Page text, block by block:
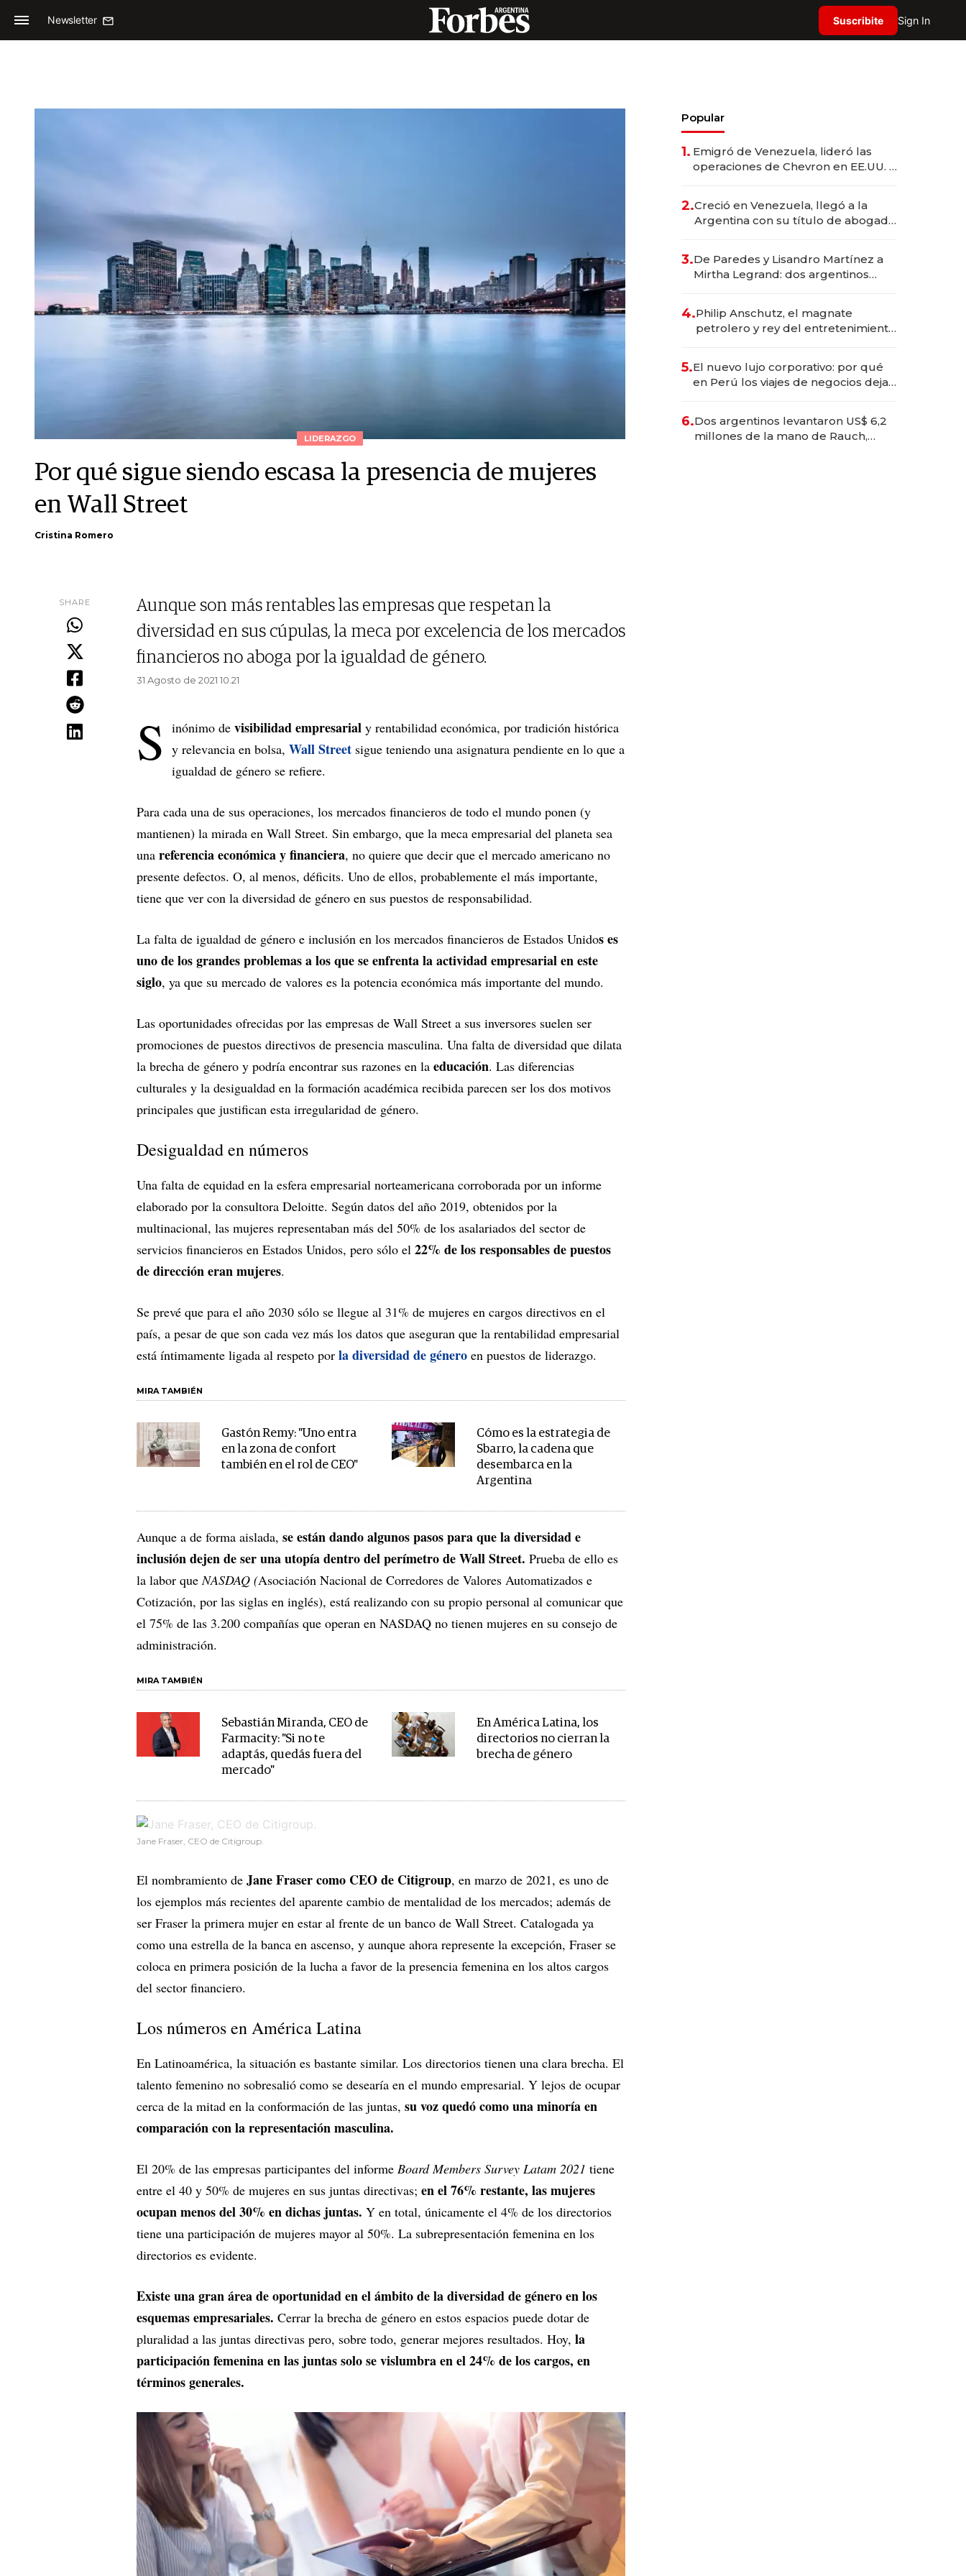
Newsletter Suscribite Sign In
LIDERAZGO
Por qué sigue siendo escasa la presencia de mujeres
en Wall Street
Cristina Romero
SHARE
Aunque son más rentables las empresas que respetan la
diversidad en sus cúpulas, la meca por excelencia de los mercados
financieros no aboga por la igualdad de género.
31 Agosto de 2021 10.21
S inónimo de visibilidad empresarial y rentabilidad económica, por tradición histórica
y relevancia en bolsa, Wall Street sigue teniendo una asignatura pendiente en lo que a
igualdad de género se refiere.
Para cada una de sus operaciones, los mercados financieros de todo el mundo ponen (y
mantienen) la mirada en Wall Street. Sin embargo, que la meca empresarial del planeta sea
una referencia económica y financiera, no quiere que decir que el mercado americano no
presente defectos. O, al menos, déficits. Uno de ellos, probablemente el más importante,
tiene que ver con la diversidad de género en sus puestos de responsabilidad.
La falta de igualdad de género e inclusión en los mercados financieros de Estados Unidos es
uno de los grandes problemas a los que se enfrenta la actividad empresarial en este
siglo, ya que su mercado de valores es la potencia económica más importante del mundo.
Las oportunidades ofrecidas por las empresas de Wall Street a sus inversores suelen ser
promociones de puestos directivos de presencia masculina. Una falta de diversidad que dilata
la brecha de género y podría encontrar sus razones en la educación. Las diferencias
culturales y la desigualdad en la formación académica recibida parecen ser los dos motivos
principales que justifican esta irregularidad de género.
Desigualdad en números
Una falta de equidad en la esfera empresarial norteamericana corroborada por un informe
elaborado por la consultora Deloitte. Según datos del año 2019, obtenidos por la
multinacional, las mujeres representaban más del 50% de los asalariados del sector de
servicios financieros en Estados Unidos, pero sólo el 22% de los responsables de puestos
de dirección eran mujeres.
Se prevé que para el año 2030 sólo se llegue al 31% de mujeres en cargos directivos en el
país, a pesar de que son cada vez más los datos que aseguran que la rentabilidad empresarial
está íntimamente ligada al respeto por la diversidad de género en puestos de liderazgo.
MIRA TAMBIÉN
Gastón Remy: "Uno entra
en la zona de confort
también en el rol de CEO"
Cómo es la estrategia de
Sbarro, la cadena que
desembarca en la
Argentina
Aunque a de forma aislada, se están dando algunos pasos para que la diversidad e
inclusión dejen de ser una utopía dentro del perímetro de Wall Street. Prueba de ello es
la labor queNASDAQ (Asociación Nacional de Corredores de Valores Automatizados e
Cotización, por las siglas en inglés), está realizando con su propio personal al comunicar que
el 75% de las 3.200 compañías que operan en NASDAQ no tienen mujeres en su consejo de
administración.
MIRA TAMBIÉN
Sebastián Miranda, CEO de
Farmacity: "Si no te
adaptás, quedás fuera del
mercado"
En América Latina, los
directorios no cierran la
brecha de género
Jane Fraser, CEO de Citigroup.
El nombramiento de Jane Fraser como CEO de Citigroup, en marzo de 2021, es uno de
los ejemplos más recientes del aparente cambio de mentalidad de los mercados; además de
ser Fraser la primera mujer en estar al frente de un banco de Wall Street. Catalogada ya
como una estrella de la banca en ascenso, y aunque ahora represente la excepción, Fraser se
coloca en primera posición de la lucha a favor de la presencia femenina en los altos cargos
del sector financiero.
Los números en América Latina
En Latinoamérica, la situación es bastante similar. Los directorios tienen una clara brecha. El
talento femenino no sobresalió como se desearía en el mundo empresarial. Y lejos de ocupar
cerca de la mitad en la conformación de las juntas, su voz quedó como una minoría en
comparación con la representación masculina.
El 20% de las empresas participantes del informe Board Members Survey Latam 2021 tiene
entre el 40 y 50% de mujeres en sus juntas directivas; en el 76% restante, las mujeres
ocupan menos del 30% en dichas juntas. Y en total, únicamente el 4% de los directorios
tiene una participación de mujeres mayor al 50%. La subrepresentación femenina en los
directorios es evidente.
Existe una gran área de oportunidad en el ámbito de la diversidad de género en los
esquemas empresariales. Cerrar la brecha de género en estos espacios puede dotar de
pluralidad a las juntas directivas pero, sobre todo, generar mejores resultados. Hoy, la
participación femenina en las juntas solo se vislumbra en el 24% de los cargos, en
términos generales.
Popular
1. Emigró de Venezuela, lideró las
operaciones de Chevron en EE.UU. y
2.Creció en Venezuela, llegó a la
Argentina con su título de abogado
marcas "fast premium"
3.De Paredes y Lisandro Martínez a
Mirtha Legrand: dos argentinos
4.Philip Anschutz, el magnate
petrolero y rey del entretenimiento
5.El nuevo lujo corporativo: por qué
en Perú los viajes de negocios dejan
en experiencias transformadoras
6.Dos argentinos levantaron US$ 6,2
millones de la mano de Rauch,